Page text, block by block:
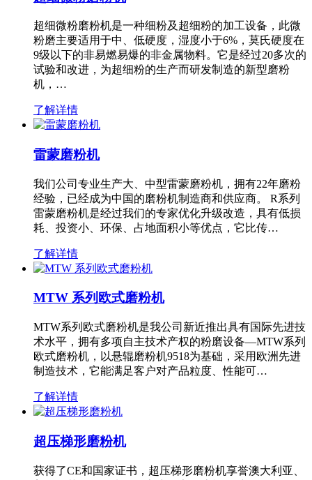
超细微粉磨粉机是一种细粉及超细粉的加工设备，此微
粉磨主要适用于中、低硬度，湿度小于6%，莫氏硬度在
9级以下的非易燃易爆的非金属物料。它是经过20多次的
试验和改进，为超细粉的生产而研发制造的新型磨粉
机，…
了解详情
雷蒙磨粉机
我们公司专业生产大、中型雷蒙磨粉机，拥有22年磨粉
经验，已经成为中国的磨粉机制造商和供应商。 R系列
雷蒙磨粉机是经过我们的专家优化升级改造，具有低损
耗、投资小、环保、占地面积小等优点，它比传…
了解详情
MTW 系列欧式磨粉机
MTW系列欧式磨粉机是我公司新近推出具有国际先进技
术水平，拥有多项自主技术产权的粉磨设备—MTW系列
欧式磨粉机，以悬辊磨粉机9518为基础，采用欧洲先进
制造技术，它能满足客户对产品粒度、性能可…
了解详情
超压梯形磨粉机
获得了CE和国家证书，超压梯形磨粉机享誉澳大利亚、